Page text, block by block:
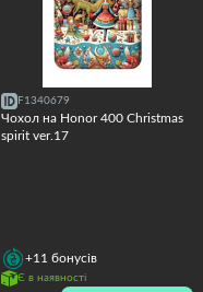
F1340679
Чохол на Honor 400 Christmas
spirit ver.17
+11 бонусів
Є в наявності